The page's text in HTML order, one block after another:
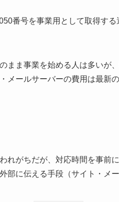
番号を事業用として取得す
まま事業を始める人は多いが
メールサーバーの費用は最新
れがちだが、対応時間を事前
部に伝える手段（サイト・メ